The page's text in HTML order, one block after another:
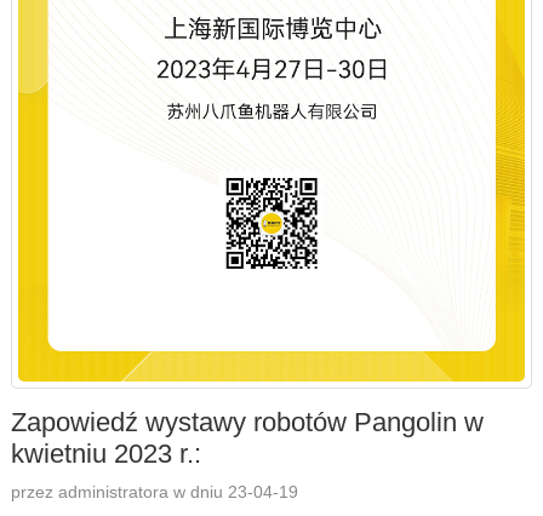
Zapowiedź wystawy robotów Pangolin w
kwietniu 2023 r.:
przez administratora w dniu 23-04-19